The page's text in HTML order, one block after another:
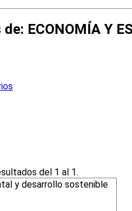
ECONOMÍA Y
del 1 al 1.